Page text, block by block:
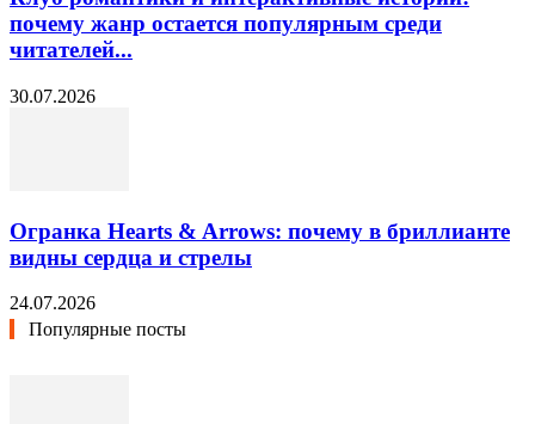
почему жанр остается популярным среди
читателей...
30.07.2026
Огранка Hearts & Arrows: почему в бриллианте
видны сердца и стрелы
24.07.2026
Популярные посты